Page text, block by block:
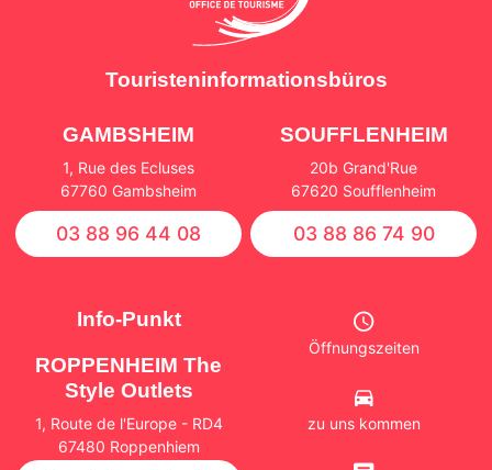
Touristeninformationsbüros
GAMBSHEIM
1, Rue des Ecluses
67760 Gambsheim
03 88 96 44 08
SOUFFLENHEIM
20b Grand'Rue
67620 Soufflenheim
03 88 86 74 90
Info-Punkt
ROPPENHEIM The
Style Outlets
1, Route de l'Europe - RD4
67480 Roppenhiem
Öffnungszeiten
zu uns kommen